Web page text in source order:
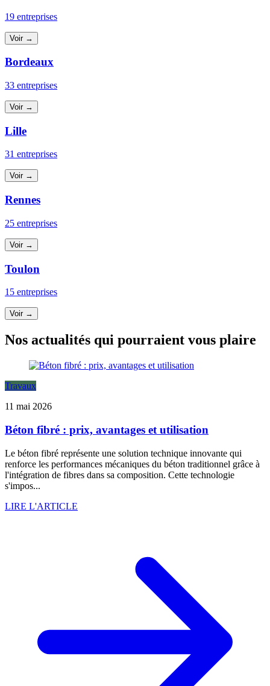
19 entreprises
Voir →
Bordeaux
33 entreprises
Voir →
Lille
31 entreprises
Voir →
Rennes
25 entreprises
Voir →
Toulon
15 entreprises
Voir →
Nos actualités qui pourraient vous plaire
Travaux
11 mai 2026
Béton fibré : prix, avantages et utilisation
Le béton fibré représente une solution technique innovante qui
renforce les performances mécaniques du béton traditionnel grâce à
l'intégration de fibres dans sa composition. Cette technologie
s'impos...
LIRE L'ARTICLE